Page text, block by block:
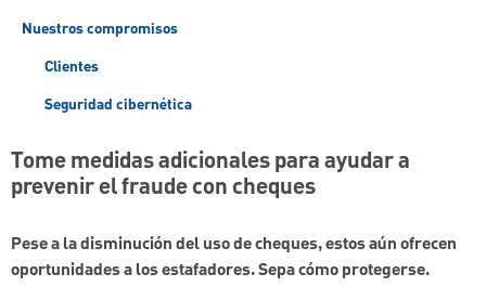
Nuestros compromisos
Clientes
Seguridad cibernética
Tome medidas adicionales para ayudar a
prevenir el fraude con cheques
Pese a la disminución del uso de cheques, estos aún ofrecen
oportunidades a los estafadores. Sepa cómo protegerse.